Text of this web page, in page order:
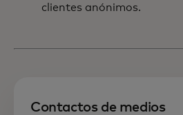
clientes anónimos.
Contactos de medios